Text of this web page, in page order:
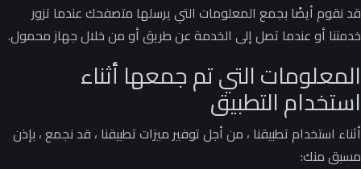
قد نقوم أيضًا بجمع المعلومات التي يرسلها متصفحك عندما تزور
خدمتنا أو عندما تصل إلى الخدمة عن طريق أو من خلال جهاز محمول.
المعلومات التي تم جمعها أثناء
استخدام التطبيق
أثناء استخدام تطبيقنا ، من أجل توفير ميزات تطبيقنا ، قد نجمع ، بإذن
مسبق منك: